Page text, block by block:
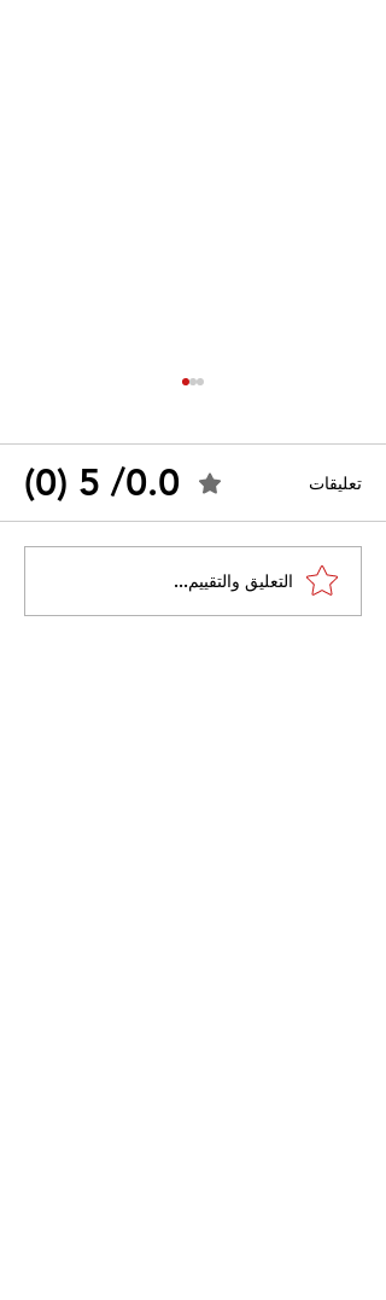
القضاء الإداري يقضي بحل
نقابة "كنابست"
تعليقات 0.0/ 5 (0)
التعليق والتقييم...